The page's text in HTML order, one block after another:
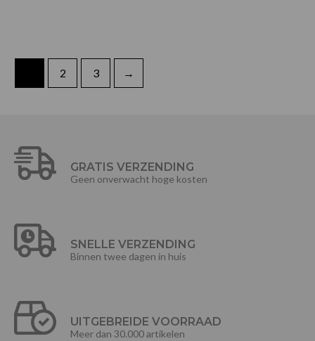
2 3 →
GRATIS VERZENDING
Geen onverwacht hoge kosten
SNELLE VERZENDING
Binnen twee dagen in huis
UITGEBREIDE VOORRAAD
Meer dan 30.000 artikelen